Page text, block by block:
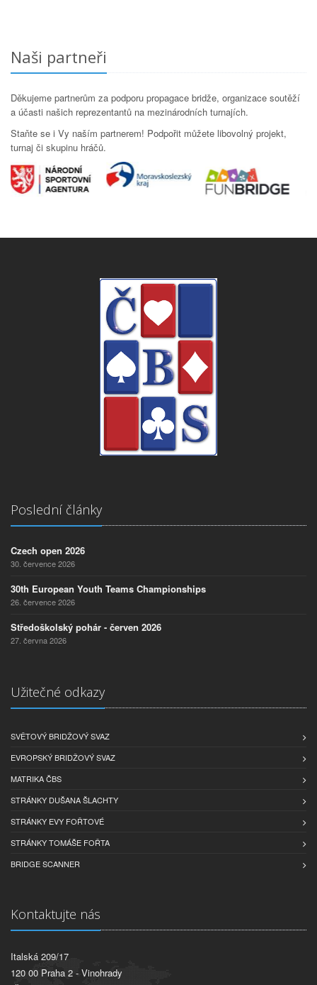
Naši partneři
Děkujeme partnerům za podporu propagace bridže, organizace soutěží
a účasti našich reprezentantů na mezinárodních turnajích.
Staňte se i Vy naším partnerem! Podpořit můžete libovolný projekt,
turnaj či skupinu hráčů.
Poslední články
Czech open 2026
30. července 2026
30th European Youth Teams Championships
26. července 2026
Středoškolský pohár - červen 2026
27. června 2026
Užitečné odkazy
SVĚTOVÝ BRIDŽOVÝ SVAZ
EVROPSKÝ BRIDŽOVÝ SVAZ
MATRIKA ČBS
STRÁNKY DUŠANA ŠLACHTY
STRÁNKY EVY FOŘTOVÉ
STRÁNKY TOMÁŠE FOŘTA
BRIDGE SCANNER
Kontaktujte nás
Italská 209/17
120 00 Praha 2 - Vinohrady